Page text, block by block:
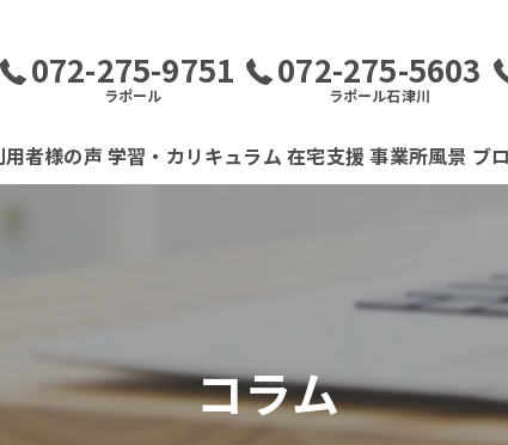
072-275-9751
ラポール
072-275-5603
ラポール石津川
用者様の声 学習・カリキュラム 在宅支援 事業所風景 ブ
コラム